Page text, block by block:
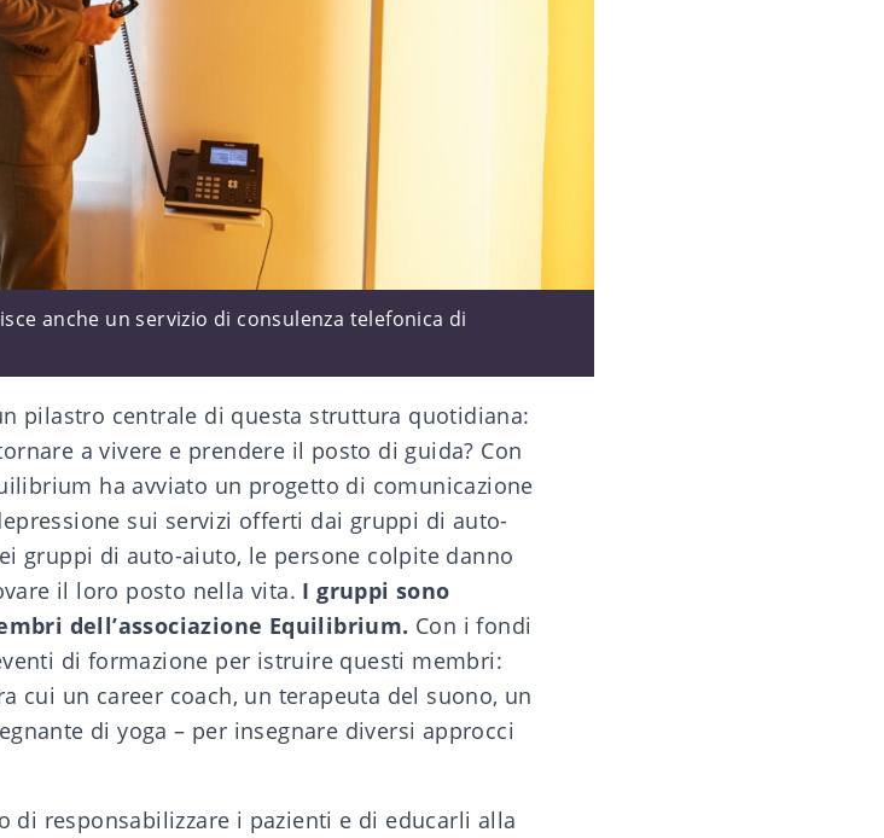
anche un servizio di consulenza telefonica di
pilastro centrale di questa struttura quotidiana:
a vivere e prendere il posto di guida? Con
ha avviato un progetto di comunicazione
sui servizi offerti dai gruppi di auto-
gruppi di auto-aiuto, le persone colpite danno
il loro posto nella vita. I gruppi sono
dell’associazione Equilibrium. Con i fondi
di formazione per istruire questi membri:
cui un career coach, un terapeuta del suono, un
di yoga – per insegnare diversi approcci
di responsabilizzare i pazienti e di educarli alla